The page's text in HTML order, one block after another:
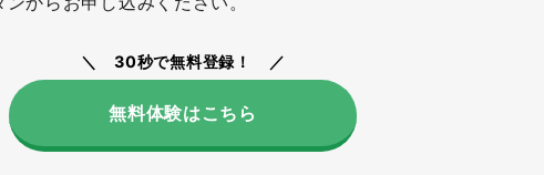
30秒で無料登録！
無料体験はこちら